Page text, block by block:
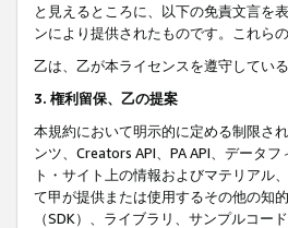
と見えるところに、以下の免責文言を
ンにより提供されたものです。これら
乙は、乙が本ライセンスを遵守してい
3. 権利留保、乙の提案
本規約において明示的に定める制限さ
ンツ、Creators API、PA API、データ
ト・サイト上の情報およびマテリアル
て甲が提供または使用するその他の知
（SDK）、ライブラリ、サンプルコ